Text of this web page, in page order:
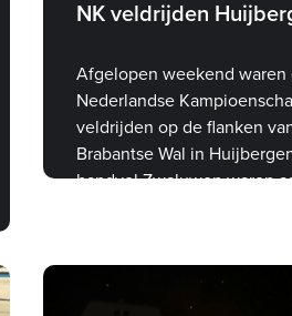
NK veldrijden
Afgelopen weekend waren
Nederlandse
veldrijden op de flanken
Brabantse Wal in
handvol Zwaluwen waren